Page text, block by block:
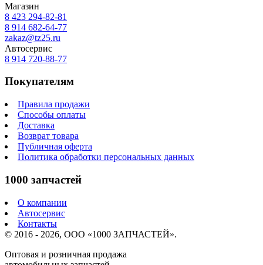
Магазин
8 423 294-82-81
8 914 682-64-77
zakaz@tz25.ru
Автосервис
8 914 720-88-77
Покупателям
Правила продажи
Способы оплаты
Доставка
Возврат товара
Публичная оферта
Политика обработки персональных данных
1000 запчастей
О компании
Автосервис
Контакты
© 2016 - 2026, ООО «1000 ЗАПЧАСТЕЙ».
Оптовая и розничная продажа